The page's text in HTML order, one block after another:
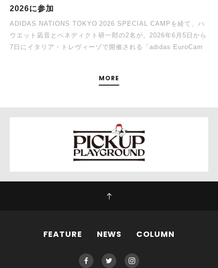
2026に参加
ADIDAS NATIONS TOKYO 2026 SPECIAL CAMPを経て、ハ
ウエット凪音とベネディクト研一郎の2名が、2026年6月5日から
7日にイタリア・トレヴィーゾで開催される「adidas EuroCam
MORE
FEATURE NEWS COLUMN